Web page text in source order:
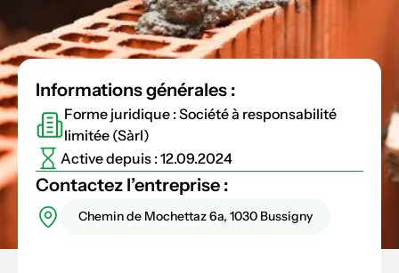
Informations générales :
Forme juridique : Société à responsabilité
limitée (Sàrl)
Active depuis : 12.09.2024
Contactez l’entreprise :
Chemin de Mochettaz 6a, 1030 Bussigny